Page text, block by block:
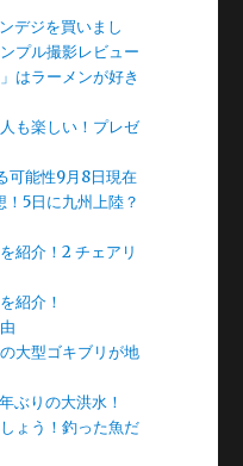
デジを買いまし
プル撮影レビュー
はラーメンが好き
も楽しい！プレゼ
可能性9月8日現在
5日に九州上陸？
紹介！2 チェアリ
紹介！
大型ゴキブリが地
ぶりの大洪水！
ょう！釣った魚だ